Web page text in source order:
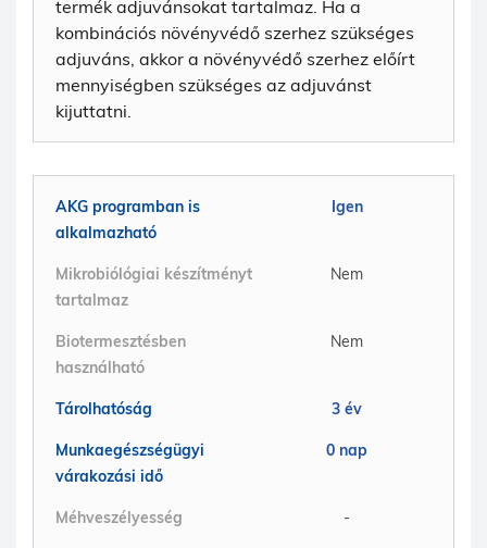
termék adjuvánsokat tartalmaz. Ha a
kombinációs növényvédő szerhez szükséges
adjuváns, akkor a növényvédő szerhez előírt
mennyiségben szükséges az adjuvánst
kijuttatni.
AKG programban is
alkalmazható
Igen
Mikrobiólógiai készítményt
tartalmaz
Nem
Biotermesztésben
használható
Nem
Tárolhatóság 3 év
Munkaegészségügyi
várakozási idő
0 nap
Méhveszélyesség -